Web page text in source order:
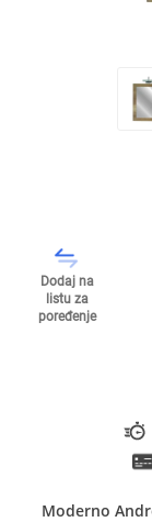
Dodaj na
listu za
poređenje
Moderno